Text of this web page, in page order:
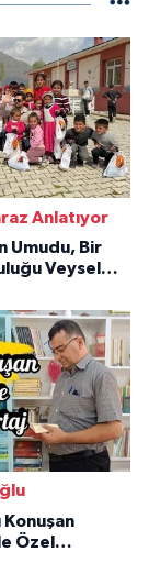
Anlatıyor
Umudu, Bir
Veysel
Konuşan
Özel